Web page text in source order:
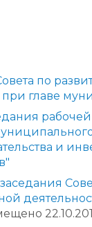
по
главе
и